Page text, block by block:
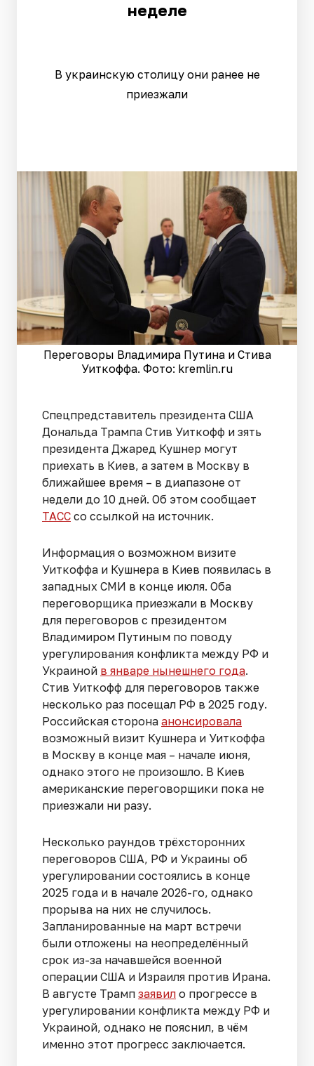
неделе
В украинскую столицу они ранее не
приезжали
Переговоры Владимира Путина и Стива
Уиткоффа. Фото: kremlin.ru
Спецпредставитель президента США
Дональда Трампа Стив Уиткофф и зять
президента Джаред Кушнер могут
приехать в Киев, а затем в Москву в
ближайшее время – в диапазоне от
недели до 10 дней. Об этом сообщает
ТАСС со ссылкой на источник.
Информация о возможном визите
Уиткоффа и Кушнера в Киев появилась в
западных СМИ в конце июля. Оба
переговорщика приезжали в Москву
для переговоров с президентом
Владимиром Путиным по поводу
урегулирования конфликта между РФ и
Украиной в январе нынешнего года.
Стив Уиткофф для переговоров также
несколько раз посещал РФ в 2025 году.
Российская сторона анонсировала
возможный визит Кушнера и Уиткоффа
в Москву в конце мая – начале июня,
однако этого не произошло. В Киев
американские переговорщики пока не
приезжали ни разу.
Несколько раундов трёхсторонних
переговоров США, РФ и Украины об
урегулировании состоялись в конце
2025 года и в начале 2026-го, однако
прорыва на них не случилось.
Запланированные на март встречи
были отложены на неопределённый
срок из-за начавшейся военной
операции США и Израиля против Ирана.
В августе Трамп заявил о прогрессе в
урегулировании конфликта между РФ и
Украиной, однако не пояснил, в чём
именно этот прогресс заключается.